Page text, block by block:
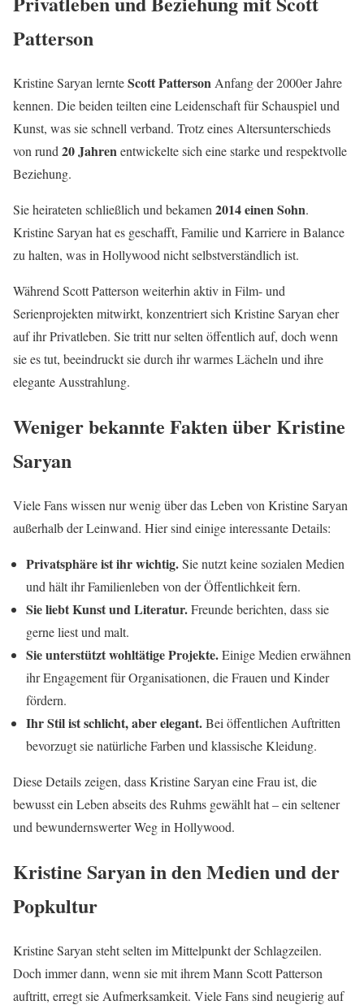
Patterson
Kristine Saryan lernteScott Patterson Anfang der 2000er Jahre
kennen. Die beiden teilten eine Leidenschaft für Schauspiel und
Kunst, was sie schnell verband. Trotz eines Altersunterschieds
von rund 20 Jahrenentwickelte sich eine starke und respektvolle
Beziehung.
Sie heirateten schließlich und bekamen 2014 einen Sohn.
Kristine Saryan hat es geschafft, Familie und Karriere in Balance
zu halten, was in Hollywood nicht selbstverständlich ist.
Während Scott Patterson weiterhin aktiv in Film- und
Serienprojekten mitwirkt, konzentriert sich Kristine Saryan eher
auf ihr Privatleben. Sie tritt nur selten öffentlich auf, doch wenn
sie es tut, beeindruckt sie durch ihr warmes Lächeln und ihre
elegante Ausstrahlung.
Weniger bekannte Fakten über Kristine
Saryan
Viele Fans wissen nur wenig über das Leben von Kristine Saryan
außerhalb der Leinwand. Hier sind einige interessante Details:
Privatsphäre ist ihr wichtig.Sie nutzt keine sozialen Medien
und hält ihr Familienleben von der Öffentlichkeit fern.
Sie liebt Kunst und Literatur.Freunde berichten, dass sie
gerne liest und malt.
Sie unterstützt wohltätige Projekte.Einige Medien erwähnen
ihr Engagement für Organisationen, die Frauen und Kinder
fördern.
Ihr Stil ist schlicht, aber elegant.Bei öffentlichen Auftritten
bevorzugt sie natürliche Farben und klassische Kleidung.
Diese Details zeigen, dass Kristine Saryan eine Frau ist, die
bewusst ein Leben abseits des Ruhms gewählt hat – ein seltener
und bewundernswerter Weg in Hollywood.
Kristine Saryan in den Medien und der
Popkultur
Kristine Saryan steht selten im Mittelpunkt der Schlagzeilen.
Doch immer dann, wenn sie mit ihrem Mann Scott Patterson
auftritt, erregt sie Aufmerksamkeit. Viele Fans sind neugierig auf